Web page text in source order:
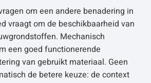
om een andere benadering in
vraagt om de beschikbaarheid van
Mechanisch
een goed functionerende
van gebruikt materiaal. Geen
de betere keuze: de context